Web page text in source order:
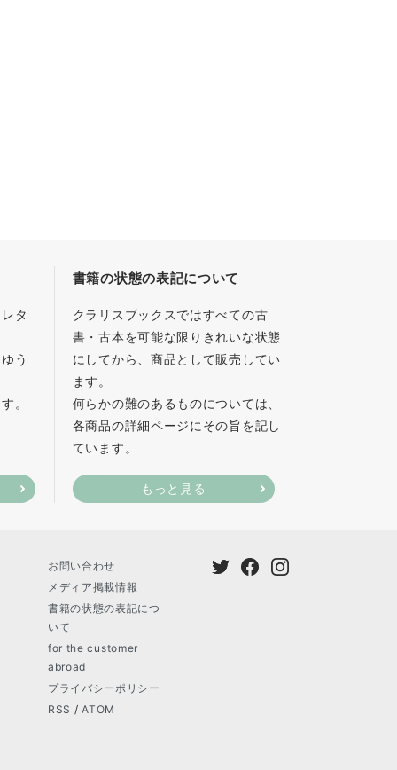
タ
う
。
書籍の状態の表記について
クラリスブックスではすべての古
書・古本を可能な限りきれいな状態
にしてから、商品として販売してい
ます。
何らかの難のあるものについては、
各商品の詳細ページにその旨を記し
ています。
もっと見る
お問い合わせ
メディア掲載情報
書籍の状態の表記につ
いて
for the customer
abroad
プライバシーポリシー
RSS /ATOM